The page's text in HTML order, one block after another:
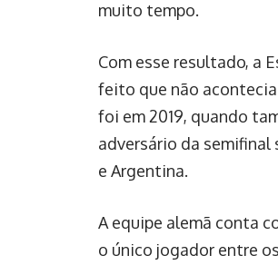
muito tempo.
Com esse resultado, a
feito que não acontecia
foi em 2019, quando
adversário da
e Argentina.
A equipe alemã conta
o único jogador entre